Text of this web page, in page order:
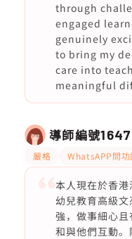
through
engaged
genuinely
to bring my
care into
meaningful
導師編號
嚴格 WhatsAPP問功
本人現在於香
幼兒教育高級
強，做事細心
和與他們互動